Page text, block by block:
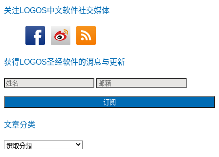
关注LOGOS中文软件社交媒体
获得LOGOS圣经软件的消息与更新
文章分类
文